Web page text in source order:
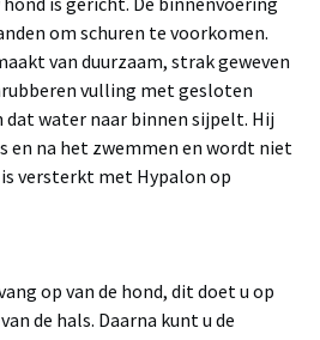
om schuren te voorkomen.
van duurzaam, strak geweven
vulling met gesloten
water naar binnen sijpelt. Hij
en na het zwemmen en wordt niet
versterkt met Hypalon op
op van de hond, dit doet u op
de hals. Daarna kunt u de